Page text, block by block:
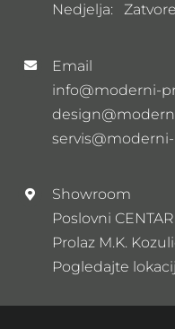
Nedjelja:
Email
info@moderni-
Showroom
Poslovni
Prolaz M.K.
Pogledajte